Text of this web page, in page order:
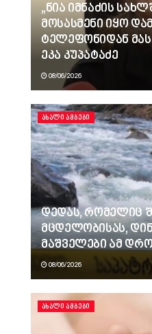
„ნია იმნაძის
მოსასმენი იყო
ტელეფონიდან
ეკა კუპატაძე
08/06/2026
ᲐᲮᲐᲚᲘ ᲐᲛᲑᲔᲑᲘ
დედას, რომელიც
მცდელობისას,
მაშველები ამ
08/06/2026
ᲐᲮᲐᲚᲘ ᲐᲛᲑᲔᲑᲘ